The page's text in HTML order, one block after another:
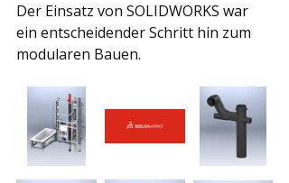
Der Einsatz von SOLIDWORKS war
ein entscheidender Schritt hin zum
modularen Bauen.